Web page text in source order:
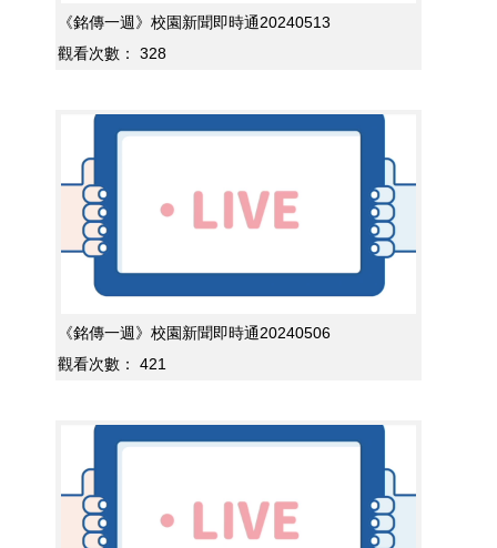
《銘傳一週》校園新聞即時通20240513
觀看次數：
328
《銘傳一週》校園新聞即時通20240506
觀看次數：
421